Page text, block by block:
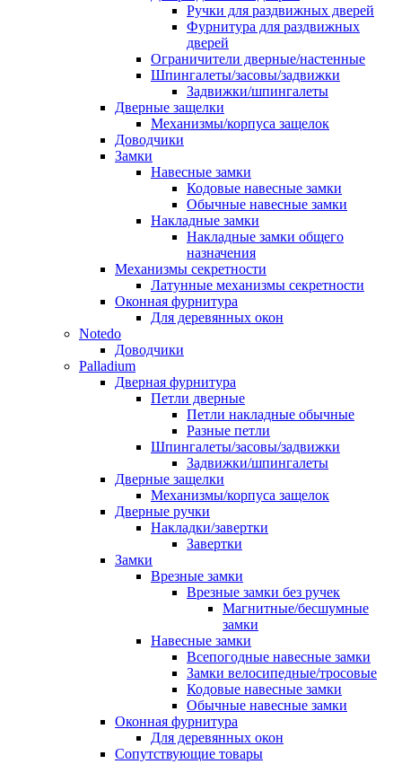
Ручки для раздвижных дверей
Фурнитура для раздвижных
дверей
Ограничители дверные/настенные
Шпингалеты/засовы/задвижки
Задвижки/шпингалеты
Дверные защелки
Механизмы/корпуса защелок
Доводчики
Замки
Навесные замки
Кодовые навесные замки
Обычные навесные замки
Накладные замки
Накладные замки общего
назначения
Механизмы секретности
Латунные механизмы секретности
Оконная фурнитура
Для деревянных окон
Notedo
Доводчики
Palladium
Дверная фурнитура
Петли дверные
Петли накладные обычные
Разные петли
Шпингалеты/засовы/задвижки
Задвижки/шпингалеты
Дверные защелки
Механизмы/корпуса защелок
Дверные ручки
Накладки/завертки
Завертки
Замки
Врезные замки
Врезные замки без ручек
Магнитные/бесшумные
замки
Навесные замки
Всепогодные навесные замки
Замки велосипедные/тросовые
Кодовые навесные замки
Обычные навесные замки
Оконная фурнитура
Для деревянных окон
Сопутствующие товары